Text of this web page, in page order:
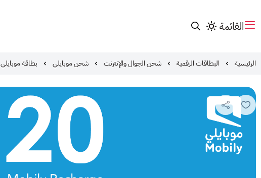
القائمة
الرئيسية البطاقات الرقمية شحن الجوال والإنترنت شحن موبايلي بطاقة موبايلي 20 ريال سعودي